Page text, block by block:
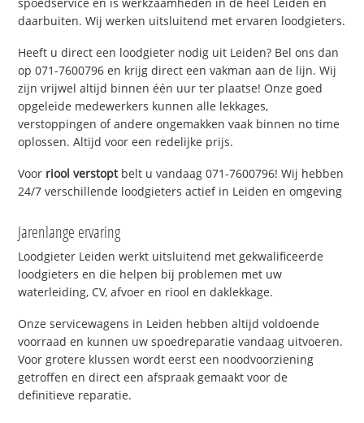
spoedservice en is werkzaamheden in de heel Leiden en
daarbuiten. Wij werken uitsluitend met ervaren loodgieters.
Heeft u direct een loodgieter nodig uit Leiden? Bel ons dan
op 071-7600796 en krijg direct een vakman aan de lijn. Wij
zijn vrijwel altijd binnen één uur ter plaatse! Onze goed
opgeleide medewerkers kunnen alle lekkages,
verstoppingen of andere ongemakken vaak binnen no time
oplossen. Altijd voor een redelijke prijs.
Voor riool verstoptbelt u vandaag 071-7600796! Wij hebben
24/7 verschillende loodgieters actief in Leiden en omgeving
Jarenlange ervaring
Loodgieter Leiden werkt uitsluitend met gekwalificeerde
loodgieters en die helpen bij problemen met uw
waterleiding, CV, afvoer en riool en daklekkage.
Onze servicewagens in Leiden hebben altijd voldoende
voorraad en kunnen uw spoedreparatie vandaag uitvoeren.
Voor grotere klussen wordt eerst een noodvoorziening
getroffen en direct een afspraak gemaakt voor de
definitieve reparatie.